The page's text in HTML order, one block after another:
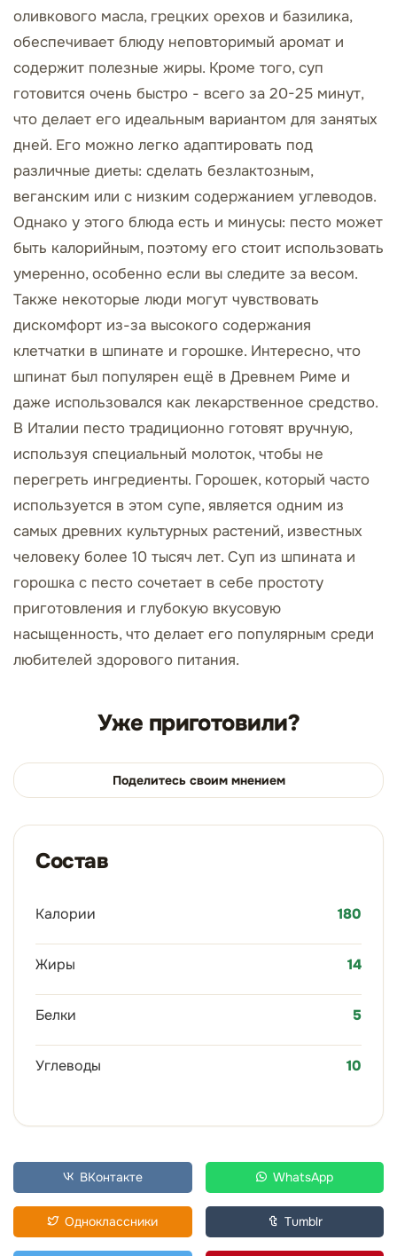
оливкового масла, грецких орехов и базилика,
обеспечивает блюду неповторимый аромат и
содержит полезные жиры. Кроме того, суп
готовится очень быстро - всего за 20-25 минут,
что делает его идеальным вариантом для занятых
дней. Его можно легко адаптировать под
различные диеты: сделать безлактозным,
веганским или с низким содержанием углеводов.
Однако у этого блюда есть и минусы: песто может
быть калорийным, поэтому его стоит использовать
умеренно, особенно если вы следите за весом.
Также некоторые люди могут чувствовать
дискомфорт из-за высокого содержания
клетчатки в шпинате и горошке. Интересно, что
шпинат был популярен ещё в Древнем Риме и
даже использовался как лекарственное средство.
В Италии песто традиционно готовят вручную,
используя специальный молоток, чтобы не
перегреть ингредиенты. Горошек, который часто
используется в этом супе, является одним из
самых древних культурных растений, известных
человеку более 10 тысяч лет. Суп из шпината и
горошка с песто сочетает в себе простоту
приготовления и глубокую вкусовую
насыщенность, что делает его популярным среди
любителей здорового питания.
Уже приготовили?
Поделитесь своим мнением
Состав
Калории 180
Жиры 14
Белки 5
Углеводы 10
ВКонтакте WhatsApp
Одноклассники Tumblr